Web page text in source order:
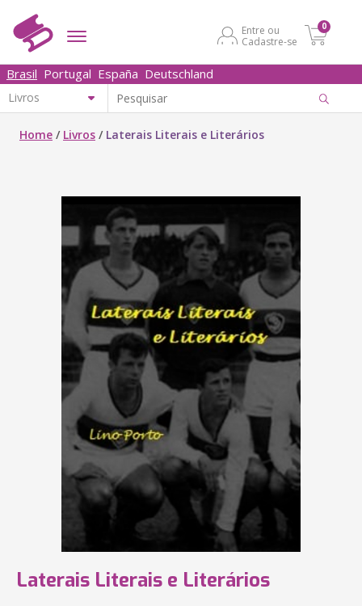
Entre ou
Cadastre-se
0
Brasil Portugal España Deutschland
Home / Livros / Laterais Literais e Literários
Laterais Literais e Literários